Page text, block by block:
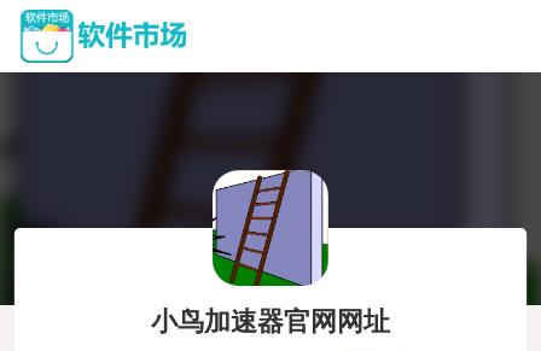
小鸟加速器官网网址